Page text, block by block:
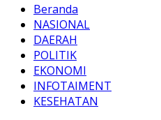
Beranda
NASIONAL
DAERAH
POLITIK
EKONOMI
INFOTAIMENT
KESEHATAN